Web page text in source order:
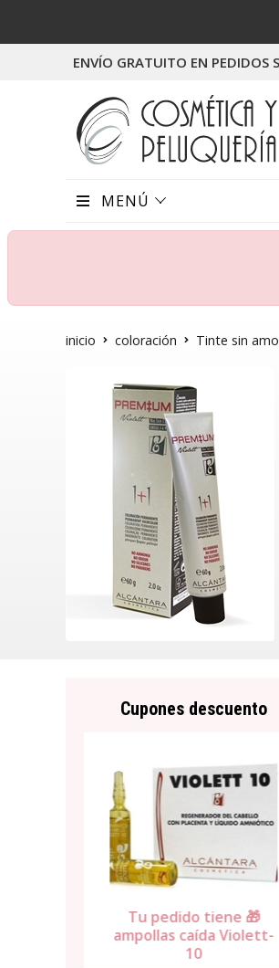
ENVÍO GRATUITO EN PEDIDOS
MENÚ
inicio coloración Tinte sin
Cupones descuento
Tu pedido tiene 🎁
ampollas caída Violett-
10